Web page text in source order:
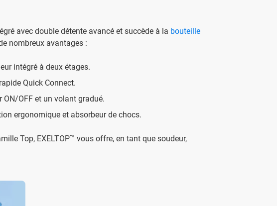
avec double détente avancé et succède à la bouteille
nombreux avantages :
intégré à deux étages.
Quick Connect.
OFF et un volant gradué.
ergonomique et absorbeur de chocs.
Top, EXELTOP™ vous offre, en tant que soudeur,